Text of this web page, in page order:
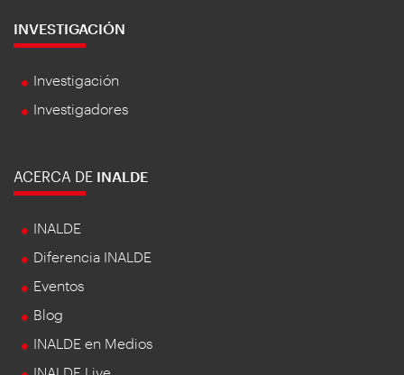
INVESTIGACIÓN
Investigación
Investigadores
ACERCA DE INALDE
INALDE
Diferencia INALDE
Eventos
Blog
INALDE en Medios